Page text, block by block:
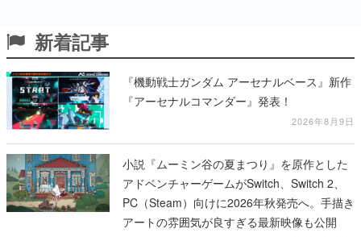
新着記事
『機動戦士ガンダム アーセナルベース』新作
『アーセナルコマンダー』発表！
2026年8月9日
小説『ムーミン谷の夏まつり』を原作とした
アドベンチャーゲームがSwitch、Switch 2、
PC（Steam）向けに2026年秋発売へ。手描き
アートの雰囲気が良すぎる最新映像も公開